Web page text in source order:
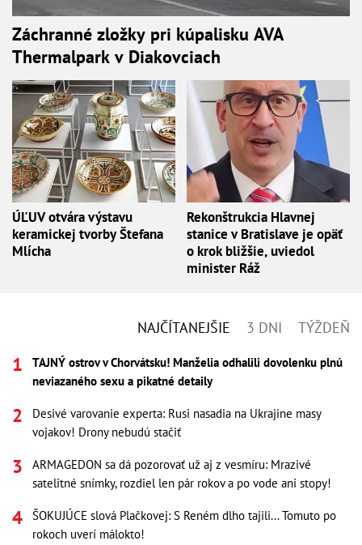
Záchranné zložky pri kúpalisku AVA
Thermalpark v Diakovciach
ÚĽUV otvára výstavu
keramickej tvorby Štefana
Mlícha
Rekonštrukcia Hlavnej
stanice v Bratislave je opäť
o krok bližšie, uviedol
minister Ráž
NAJČÍTANEJŠIE 3 DNI TÝŽDEŇ
TAJNÝ ostrov v Chorvátsku! Manželia odhalili dovolenku plnú
neviazaného sexu a pikatné detaily
Desivé varovanie experta: Rusi nasadia na Ukrajine masy
vojakov! Drony nebudú stačiť
ARMAGEDON sa dá pozorovať už aj z vesmíru: Mrazivé
satelitné snímky, rozdiel len pár rokov a po vode ani stopy!
ŠOKUJÚCE slová Plačkovej: S Reném dlho tajili... Tomuto po
rokoch uverí málokto!